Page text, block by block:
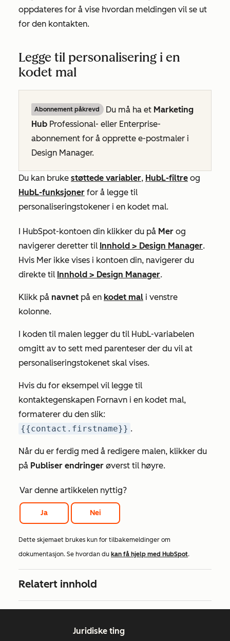
oppdateres for å vise hvordan meldingen vil se ut
for den kontakten.
Legge til personalisering i en
kodet mal
Abonnement påkrevd Du må ha et Marketing
Hub Professional- eller Enterprise-
abonnement for å opprette e-postmaler i
Design Manager.
Du kan bruke støttede variabler, HubL-filtre og
HubL-funksjoner for å legge til
personaliseringstokener i en kodet mal.
I HubSpot-kontoen din klikker du på Mer og
navigerer deretter til Innhold > Design Manager.
Hvis Mer ikke vises i kontoen din, navigerer du
direkte til Innhold > Design Manager.
Klikk på navnet på en kodet mal i venstre
kolonne.
I koden til malen legger du til HubL-variabelen
omgitt av to sett med parenteser der du vil at
personaliseringstokenet skal vises.
Hvis du for eksempel vil legge til
kontaktegenskapen Fornavn i en kodet mal,
formaterer du den slik:
{{contact.firstname}} .
Når du er ferdig med å redigere malen, klikker du
på Publiser endringer øverst til høyre.
Var denne artikkelen nyttig?
Ja Nei
Dette skjemaet brukes kun for tilbakemeldinger om
dokumentasjon. Se hvordan du kan få hjelp med HubSpot.
Relatert innhold
Juridiske ting